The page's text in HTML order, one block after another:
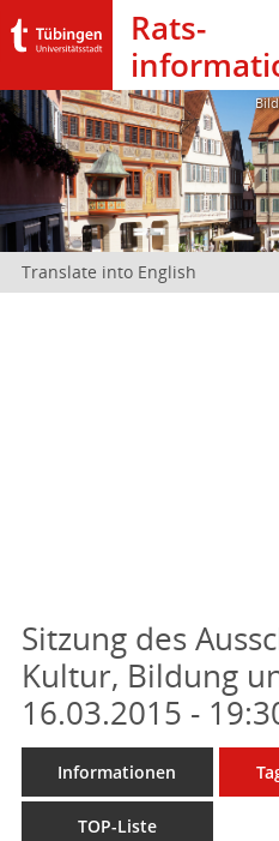
Rats­
Translate into English
Sitzung des
Kultur, Bildung
16.03.2015 -
Informationen
TOP-Liste